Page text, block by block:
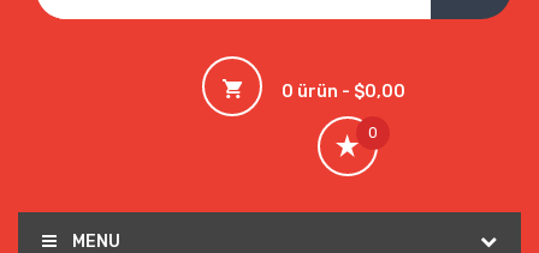
0 ürün - $0,00
0
MENU